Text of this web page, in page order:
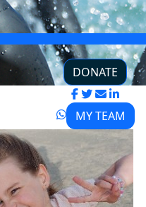
DONATE
MY TEAM